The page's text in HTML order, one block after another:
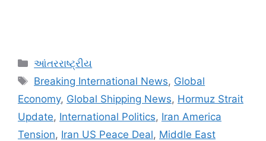
Categories
આંતરરાષ્ટ્રીય
Tags
Breaking International News, Global
Economy, Global Shipping News, Hormuz Strait
Update, International Politics, Iran America
Tension, Iran US Peace Deal, Middle East